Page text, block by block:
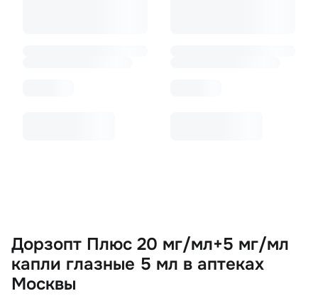
Дорзопт Плюс 20 мг/мл+5 мг/мл
капли глазные 5 мл в аптеках
Москвы